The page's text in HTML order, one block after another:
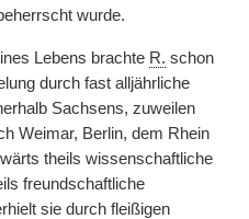
wurde.
Lebens brachte R. schon
durch fast alljährliche
Sachsens, zuweilen
Weimar, Berlin, dem Rhein
theils wissenschaftliche
freundschaftliche
sie durch fleißigen